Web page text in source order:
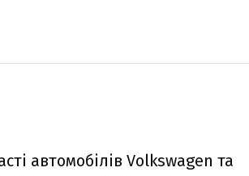
автомобілів Volkswagen та